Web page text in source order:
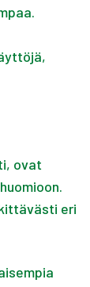
ovat
eri